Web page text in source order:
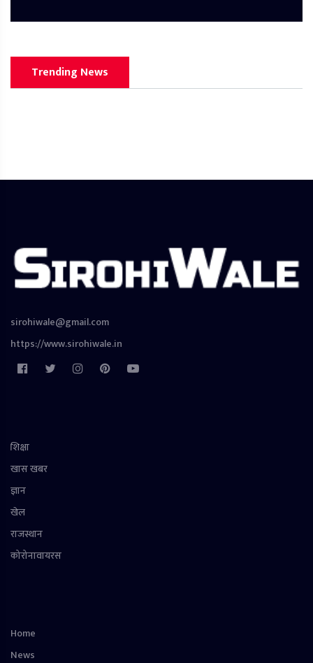
Trending News
sirohiwale@gmail.com
https://www.sirohiwale.in
शिक्षा
खास खबर
ज्ञान
खेल
राजस्थान
कोरोनावायरस
Home
News